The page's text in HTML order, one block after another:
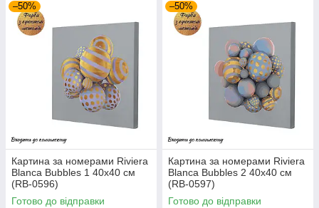
–50%
Картина за номерами Riviera
Blanca Bubbles 1 40x40 см
(RB-0596)
Готово до відправки
–50%
Картина за номерами Riviera
Blanca Bubbles 2 40x40 см
(RB-0597)
Готово до відправки